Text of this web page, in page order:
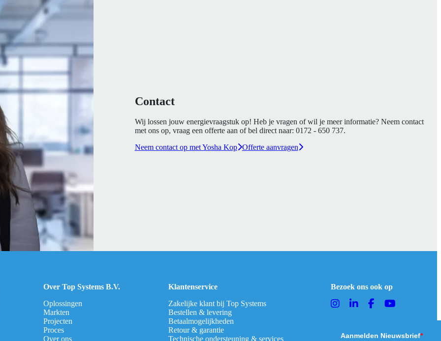
Contact
Wij lossen jouw energievraagstuk op! Heb je vragen of wil je meer informatie? Neem contact
met ons op, vraag een offerte aan of bel direct naar: 0172 - 650 737.
Neem contact op met Yosha Kop Offerte aanvragen
Over Top Systems B.V.
Oplossingen
Markten
Projecten
Proces
Over ons
Klantenservice
Zakelijke klant bij Top Systems
Bestellen & levering
Betaalmogelijkheden
Retour & garantie
Technische ondersteuning & services
Bezoek ons ook op
Aanmelden Nieuwsbrief*